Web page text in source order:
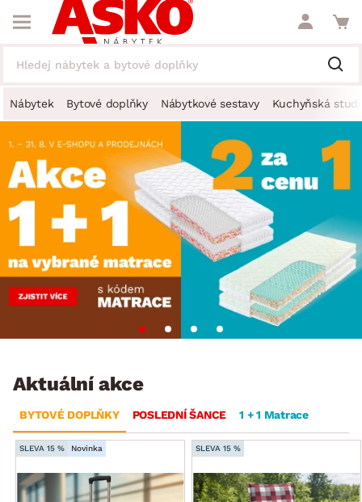
Nábytek Bytové doplňky Nábytkové sestavy Kuchyňská
Aktuální akce
BYTOVÉ DOPLŇKY POSLEDNÍ ŠANCE 1 + 1 Matrace
SLEVA 15 % Novinka SLEVA 15 %